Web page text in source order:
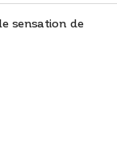
sensation de